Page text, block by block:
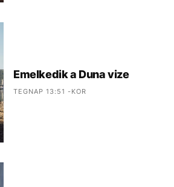
Emelkedik a Duna vize
TEGNAP 13:51 -KOR